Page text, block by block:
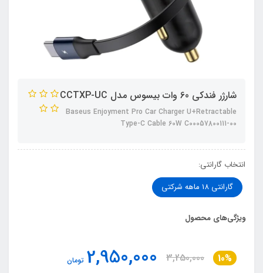
شارژر فندکی 60 وات بیسوس مدل CCTXP-UC
Baseus Enjoyment Pro Car Charger U+Retractable
Type-C Cable 60W C00057800111-00
انتخاب گارانتی:
گارانتی 18 ماهه شرکتی
ویژگی‌های محصول
10%
3,250,000
2,950,000 تومان